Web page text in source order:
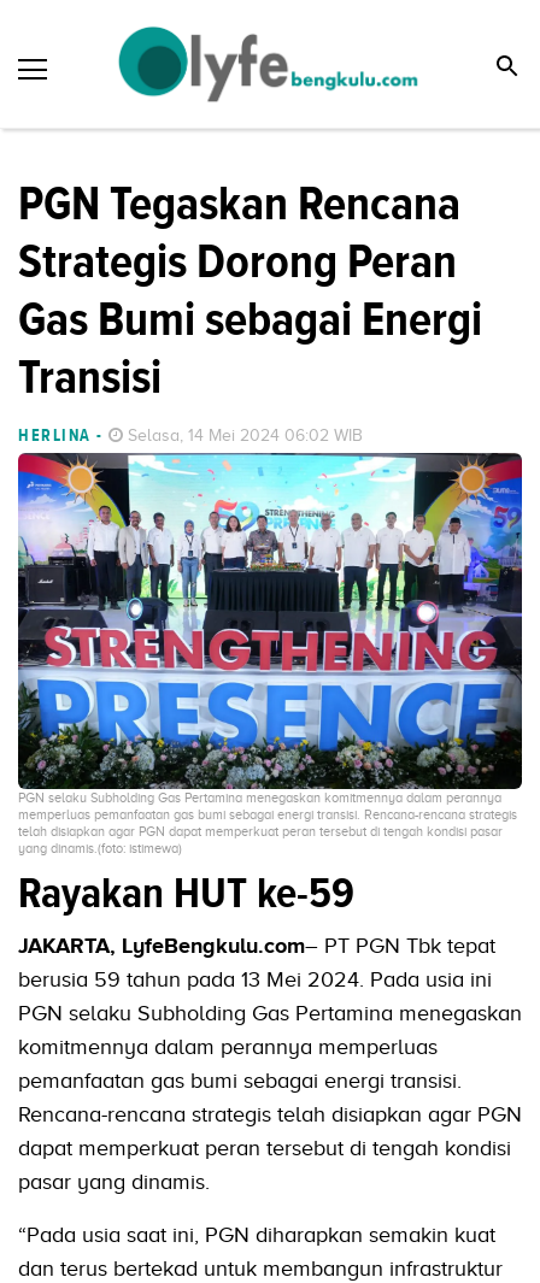
PGN Tegaskan Rencana
Strategis Dorong Peran
Gas Bumi sebagai Energi
Transisi
HERLINA - Selasa, 14 Mei 2024 06:02 WIB
PGN selaku Subholding Gas Pertamina menegaskan komitmennya dalam perannya
memperluas pemanfaatan gas bumi sebagai energi transisi. Rencana-rencana strategis
telah disiapkan agar PGN dapat memperkuat peran tersebut di tengah kondisi pasar
yang dinamis.(foto: istimewa)
Rayakan HUT ke-59
JAKARTA, LyfeBengkulu.com– PT PGN Tbk tepat
berusia 59 tahun pada 13 Mei 2024. Pada usia ini
PGN selaku Subholding Gas Pertamina menegaskan
komitmennya dalam perannya memperluas
pemanfaatan gas bumi sebagai energi transisi.
Rencana-rencana strategis telah disiapkan agar PGN
dapat memperkuat peran tersebut di tengah kondisi
pasar yang dinamis.
“Pada usia saat ini, PGN diharapkan semakin kuat
dan terus bertekad untuk membangun infrastruktur